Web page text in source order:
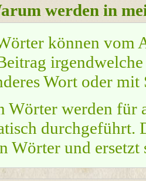
werden in
können vom
Wort oder mit
Wörter werden für
durchgeführt.
Wörter und ersetzt